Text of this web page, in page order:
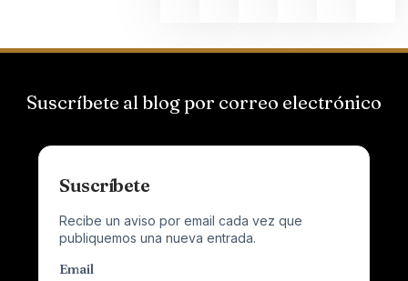
Suscríbete al blog por correo electrónico
Suscríbete
Recibe un aviso por email cada vez que
publiquemos una nueva entrada.
Email